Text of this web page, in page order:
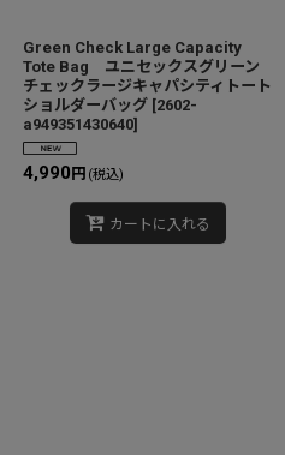
Green Check Large Capacity
Tote Bag ユニセックスグリーン
チェックラージキャパシティトート
ショルダーバッグ [2602-
a949351430640]
4,990 円 (税込)
カートに入れる